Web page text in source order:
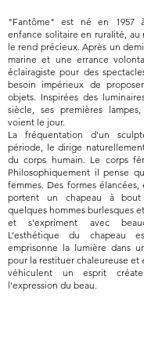
"Fantôme" est né en 1957
enfance solitaire en ruralité,
le rend précieux. Après un
marine et une errance
éclairagiste pour des
besoin impérieux de
objets. Inspirées des
siècle, ses premières
voient le jour.
La fréquentation d'un
période, le dirige
du corps humain. Le corps
Philosophiquement il pense
femmes. Des formes
portent un chapeau à bout
quelques hommes burlesques
et s'expriment avec
L’esthétique du chapeau
emprisonne la lumière dans
pour la restituer chaleureuse et
véhiculent un esprit
l'expression du beau.